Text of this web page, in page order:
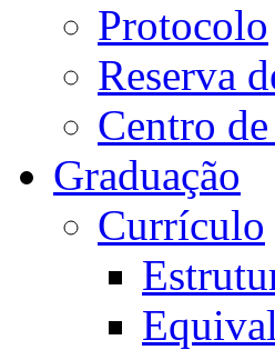
Protocolo
Reserva
Centro
Graduação
Currículo